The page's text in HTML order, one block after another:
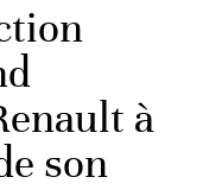
à
son